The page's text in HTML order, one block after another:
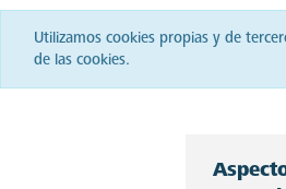
Utilizamos cookies propias y de
de las cookies.